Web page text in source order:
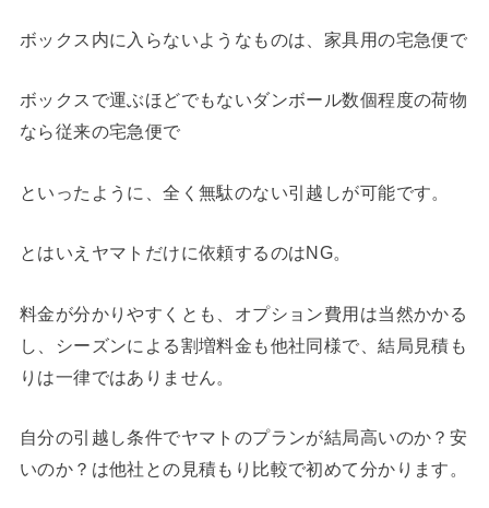
ボックス内に入らないようなものは、家具用の宅急便で
ボックスで運ぶほどでもないダンボール数個程度の荷物
なら従来の宅急便で
といったように、全く無駄のない引越しが可能です。
とはいえヤマトだけに依頼するのはNG。
料金が分かりやすくとも、オプション費用は当然かかる
し、シーズンによる割増料金も他社同様で、結局見積も
りは一律ではありません。
自分の引越し条件でヤマトのプランが結局高いのか？安
いのか？は他社との見積もり比較で初めて分かります。